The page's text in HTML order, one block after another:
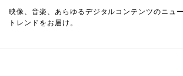
映像、音楽、あらゆるデジタルコンテンツのニュ
トレンドをお届け。